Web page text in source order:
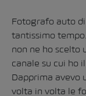
Fotografo auto
tantissimo
non ne ho scelto
canale su cui ho
Dapprima avevo
volta in volta le